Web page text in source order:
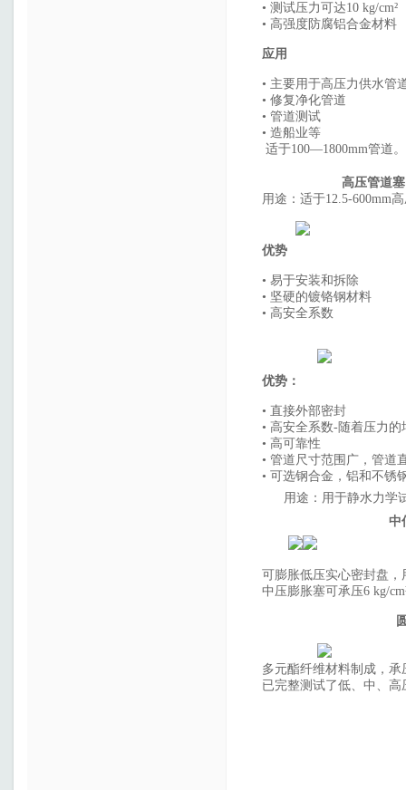
• 测试压力可达10 kg/cm²
• 高强度防腐铝合金材料
应用
• 主要用于高压力供水管
• 修复净化管道
• 管道测试
• 造船业等
适于
高压管道塞
用途：适于12.5-600mm
优势
• 易于安装和拆除
• 坚硬的镀铬钢材料
• 高安全系数
优势：
• 直接外部密封
• 高安全系数-随着压力
• 高可靠性
• 管道尺寸范围广，管道
• 可选钢合金，铝和不锈
用途：用于静水力学
中低压膨
可膨胀低压实心密封盘
中压膨胀塞可承压6 kg/
多元酯纤维材料制成，承
已完整测试了低、中、